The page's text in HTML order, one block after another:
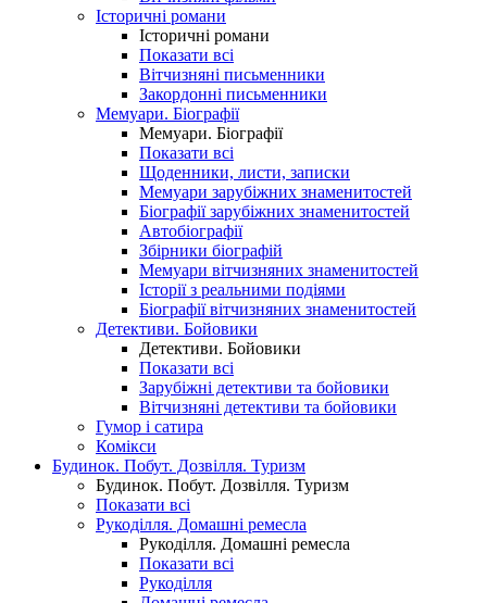
Історичні романи
Історичні романи
Показати всі
Вітчизняні письменники
Закордонні письменники
Мемуари. Біографії
Мемуари. Біографії
Показати всі
Щоденники, листи, записки
Мемуари зарубіжних знаменитостей
Біографії зарубіжних знаменитостей
Автобіографії
Збірники біографій
Мемуари вітчизняних знаменитостей
Історії з реальними подіями
Біографії вітчизняних знаменитостей
Детективи. Бойовики
Детективи. Бойовики
Показати всі
Зарубіжні детективи та бойовики
Вітчизняні детективи та бойовики
Гумор і сатира
Комікси
Будинок. Побут. Дозвілля. Туризм
Будинок. Побут. Дозвілля. Туризм
Показати всі
Рукоділля. Домашні ремесла
Рукоділля. Домашні ремесла
Показати всі
Рукоділля